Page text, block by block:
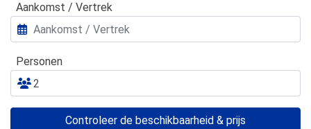
Aankomst / Vertrek
Personen
Controleer de beschikbaarheid & prijs